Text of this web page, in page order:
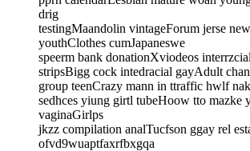
drig
testingMaandolin vintageForum jerse
youthClothes cumJapaneswe
speerm bank donationXviodeos
stripsBigg cock intedracial gayAdult
group teenCrazy mann in ttraffic hwlf
sedhces yiung girtl tubeHoow tto mazke
vaginaGirlps
jkzz compilation analTucfson ggay rel
ofvd9wuaptfaxrfbxgqa